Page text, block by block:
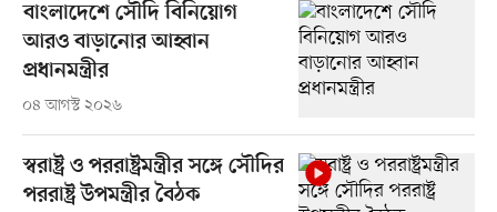
বাংলাদেশে সৌদি বিনিয়োগ
আরও বাড়ানোর আহ্বান
প্রধানমন্ত্রীর
০৪ আগস্ট ২০২৬
স্বরাষ্ট্র ও পররাষ্ট্রমন্ত্রীর সঙ্গে সৌদির
পররাষ্ট্র উপমন্ত্রীর বৈঠক